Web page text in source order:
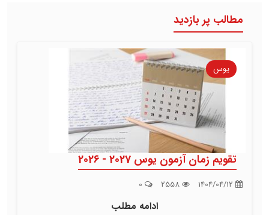
مطالب پر بازدید
یوس
تقویم زمان آزمون یوس 2027 - 2026
ادامه مطلب